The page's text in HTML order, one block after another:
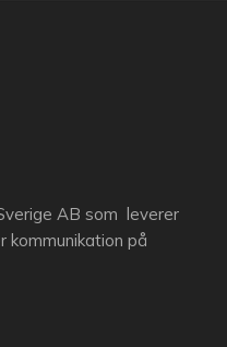
AB som leverer
kommunikation på